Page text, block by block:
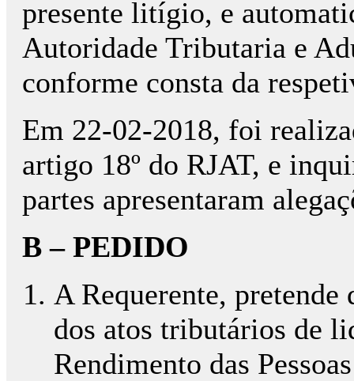
presente litígio, e
Autoridade Tributaria e
conforme consta da
Em 22-02-2018, foi
artigo 18º do RJAT, e
partes apresentaram
B – PEDIDO
A Requerente, pretende
dos atos tributários de
Rendimento das